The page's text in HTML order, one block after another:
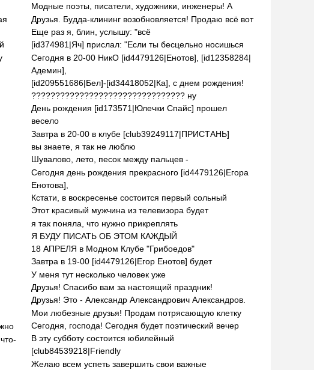
Модные поэты, писатели, художники, инженеры! А
Друзья. Будда-клининг возобновляется! Продаю всё вот
Еще раз я, блин, услышу: "всё
[id374981|Яч] прислал: "Если ты бесцельно носишься
Сегодня в 20-00 НикО [id4479126|Енотов], [id12358284|
Адемин],
[id209551686|Бел]-[id34418052|Ка], с днем рождения!
???????????????????????????????? ну
День рождения [id173571|Юлечки Спайс] прошел
весело
Завтра в 20-00 в клубе [club39249117|ПРИСТАНЬ]
вы знаете, я так не люблю
Шувалово, лето, песок между пальцев -
Сегодня день рождения прекрасного [id4479126|Егора
Енотова],
Кстати, в воскресенье состоится первый сольный
Этот красивый мужчина из телевизора будет
я так поняла, что нужно прикреплять
Я БУДУ ПИСАТЬ ОБ ЭТОМ КАЖДЫЙ
18 АПРЕЛЯ в Модном Клубе "Грибоедов"
Завтра в 19-00 [id4479126|Егор Енотов] будет
У меня тут несколько человек уже
Друзья! Спасибо вам за настоящий праздник!
Друзья! Это - Александр Александрович Александров.
Мои любезные друзья! Продам потрясающую клетку
Сегодня, господа! Сегодня будет поэтический вечер
В эту субботу состоится юбилейный
[club84539218|Friendly
Желаю всем успеть завершить свои важные